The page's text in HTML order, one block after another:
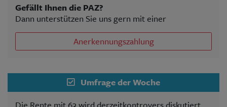
Gefällt Ihnen die PAZ?
Dann unterstützen Sie uns gern mit einer
Anerkennungszahlung
Umfrage der Woche
Die Rente mit 63 wird derzeitkontrovers diskutiert.